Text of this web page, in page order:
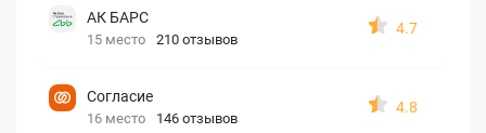
АК БАРС
15 место 210 отзывов
4.7
Согласие
16 место 146 отзывов
4.8